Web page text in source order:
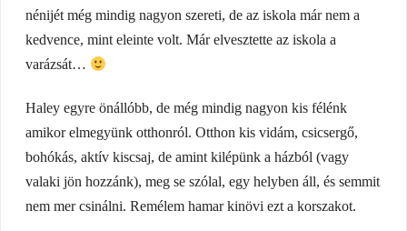
nénijét még mindig nagyon szereti, de az iskola már nem a
kedvence, mint eleinte volt. Már elvesztette az iskola a
varázsát…
Haley egyre önállóbb, de még mindig nagyon kis félénk
amikor elmegyünk otthonról. Otthon kis vidám, csicsergő,
bohókás, aktív kiscsaj, de amint kilépünk a házból (vagy
valaki jön hozzánk), meg se szólal, egy helyben áll, és semmit
nem mer csinálni. Remélem hamar kinövi ezt a korszakot.